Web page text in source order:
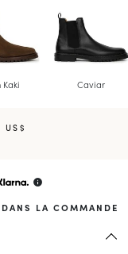
Kaki Caviar
info
LA COMMANDE